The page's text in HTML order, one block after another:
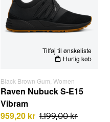
EU STØRRELSER
KVINDE
MAND
Tilføj til ønskeliste
Hurtig køb
Black Brown Gum, Women
Raven Nubuck S-E15
Vibram
959,20 kr 1.199,00 kr